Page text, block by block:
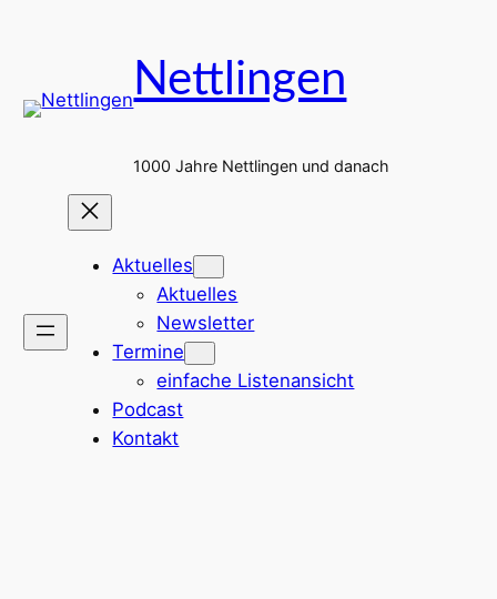
Nettlingen
1000 Jahre Nettlingen und danach
Aktuelles
Aktuelles
Newsletter
Termine
einfache Listenansicht
Podcast
Kontakt